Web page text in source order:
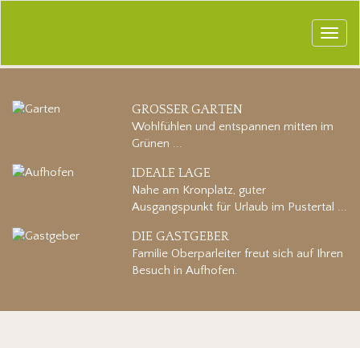
GROSSER GARTEN
Wohlfühlen und entspannen mitten im
Grünen ...
IDEALE LAGE
Nahe am Kronplatz, guter
Ausgangspunkt für Urlaub im Pustertal ...
DIE GASTGEBER
Familie Oberparleiter freut sich auf Ihren
Besuch in Aufhofen.